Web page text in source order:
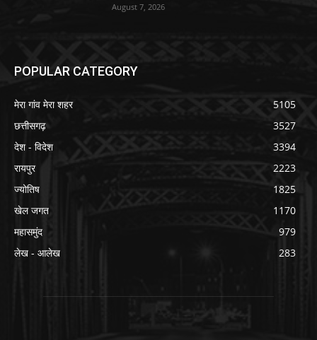
August 7, 2026
POPULAR CATEGORY
मेरा गांव मेरा शहर
5105
छत्तीसगढ़
3527
देश - विदेश
3394
रायपुर
2223
ज्योतिष
1825
खेल जगत
1170
महासमुंद
979
लेख - आलेख
283